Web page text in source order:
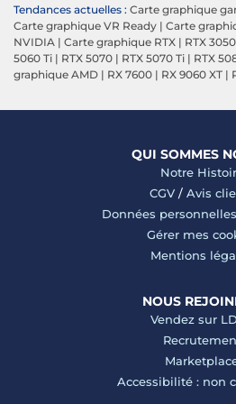
Tendances actuelles : Carte graphique
Carte graphique VR Ready | Carte
NVIDIA | Carte graphique RTX | RTX 3050
5060 Ti | RTX 5070 | RTX 5070 Ti | RTX
graphique AMD | RX 7600 | RX 9060 XT |
QUI SOMMES
Notre
CGV/ Avis
Données personnelles
Gérer mes
Mentions
NOUS
Vendez sur
Accessibilité : non